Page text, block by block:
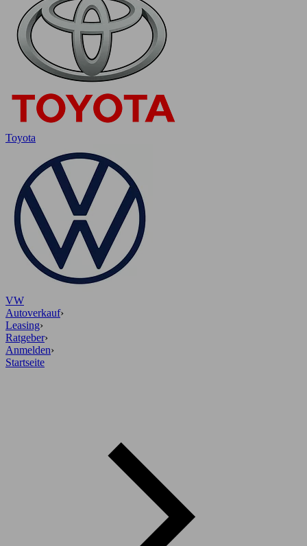
Toyota
VW
Autoverkauf›
Leasing›
Ratgeber›
Anmelden›
Startseite